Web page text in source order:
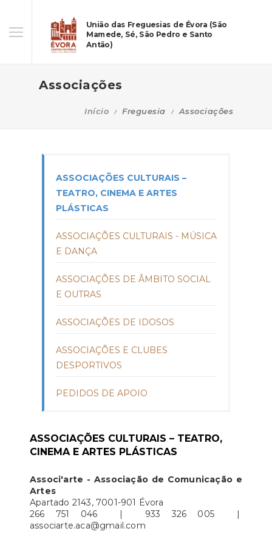
União das Freguesias de Évora (São
Mamede, Sé, São Pedro e Santo
Antão)
Associações
Início Freguesia Associações
ASSOCIAÇÕES CULTURAIS –
TEATRO, CINEMA E ARTES
PLÁSTICAS
ASSOCIAÇÕES CULTURAIS - MÚSICA
E DANÇA
ASSOCIAÇÕES DE ÂMBITO SOCIAL
E OUTRAS
ASSOCIAÇÕES DE IDOSOS
ASSOCIAÇÕES E CLUBES
DESPORTIVOS
PEDIDOS DE APOIO
ASSOCIAÇÕES CULTURAIS – TEATRO,
CINEMA E ARTES PLÁSTICAS
Associ'arte - Associação de Comunicação e
Artes
Apartado 2143, 7001-901 Évora
266 751 046 | 933 326 005 |
associarte.aca@gmail.com